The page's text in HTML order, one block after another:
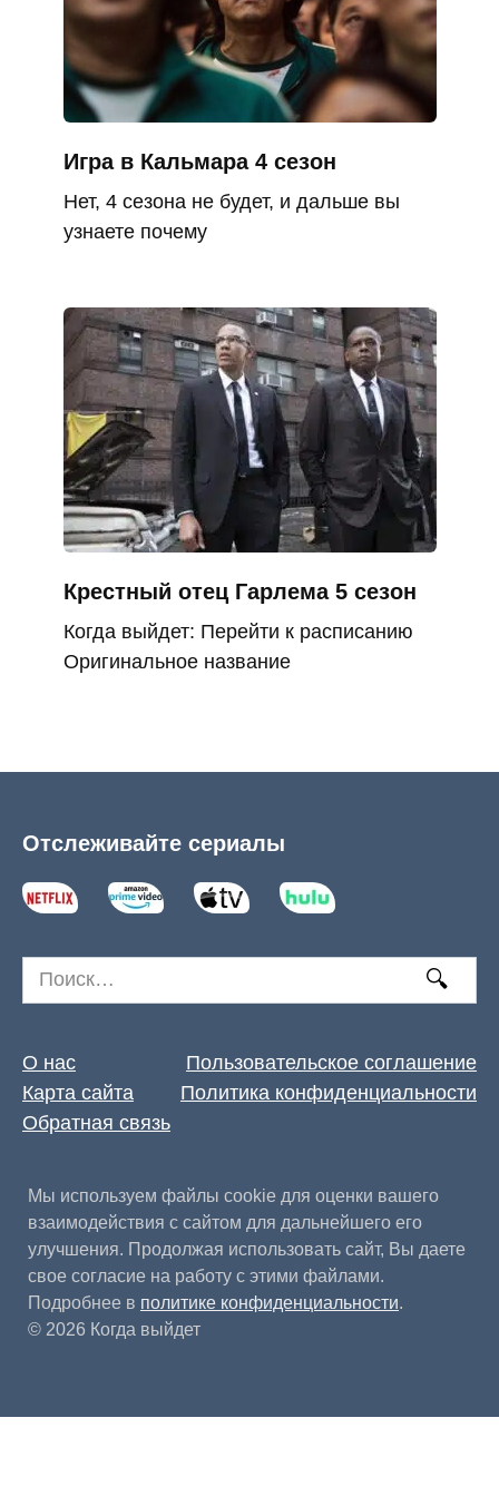
Игра в Кальмара 4 сезон
Нет, 4 сезона не будет, и дальше вы
узнаете почему
Крестный отец Гарлема 5 сезон
Когда выйдет: Перейти к расписанию
Оригинальное название
Отслеживайте сериалы
Search
for:
О нас
Пользовательское соглашение
Карта сайта
Политика конфиденциальности
Обратная связь
Мы используем файлы cookie для оценки вашего
взаимодействия с сайтом для дальнейшего его
улучшения. Продолжая использовать сайт, Вы даете
свое согласие на работу с этими файлами.
Подробнее в политике конфиденциальности.
© 2026 Когда выйдет